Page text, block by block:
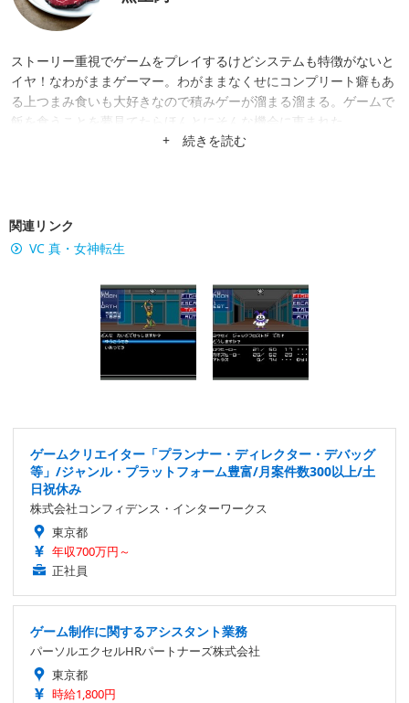
ストーリー重視でゲームをプレイするけどシステムも特徴がないと
イヤ！なわがままゲーマー。わがままなくせにコンプリート癖もあ
る上つまみ食いも大好きなので積みゲーが溜まる溜まる。ゲームで
飯を食うことを夢見てたらほんとにそんな機会に恵まれた。
+ 続きを読む
関連リンク
VC 真・女神転生
ゲームクリエイター「プランナー・ディレクター・デバッグ
等」/ジャンル・プラットフォーム豊富/月案件数300以上/土
日祝休み
株式会社コンフィデンス・インターワークス
東京都
年収700万円～
正社員
ゲーム制作に関するアシスタント業務
パーソルエクセルHRパートナーズ株式会社
東京都
時給1,800円